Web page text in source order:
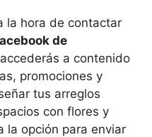
la hora de contactar
de
a contenido
promociones y
tus arreglos
con flores y
la opción para enviar